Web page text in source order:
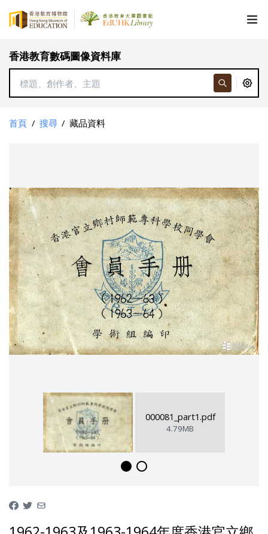
香港教育數碼圖像資料庫
首頁 / 搜尋 / 藏品資料
000081_part1.pdf
4.79MB